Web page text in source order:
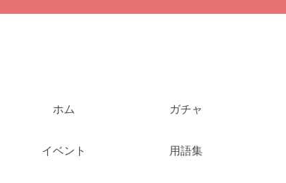
ホム ガチャ
イベント 用語集